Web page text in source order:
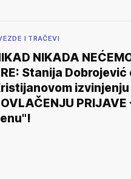
I TRAČEVI
NIKADA
Stanija Dobrojević
izvinjenju